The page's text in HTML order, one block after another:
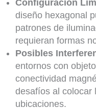
Configuración
diseño hexagonal
patrones de
requieran formas
Posibles
entornos con
conectividad
desafíos al colocar
ubicaciones.